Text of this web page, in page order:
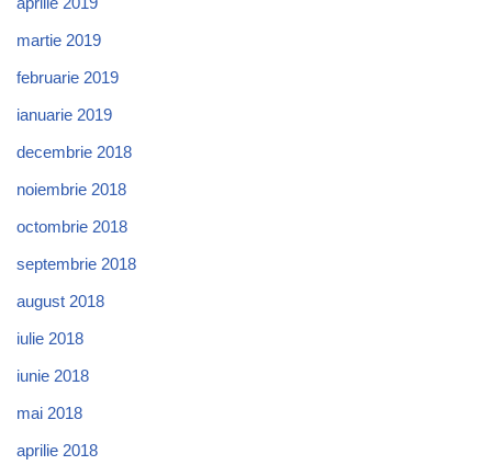
martie 2019
februarie 2019
ianuarie 2019
decembrie 2018
noiembrie 2018
octombrie 2018
septembrie 2018
august 2018
iulie 2018
iunie 2018
mai 2018
aprilie 2018